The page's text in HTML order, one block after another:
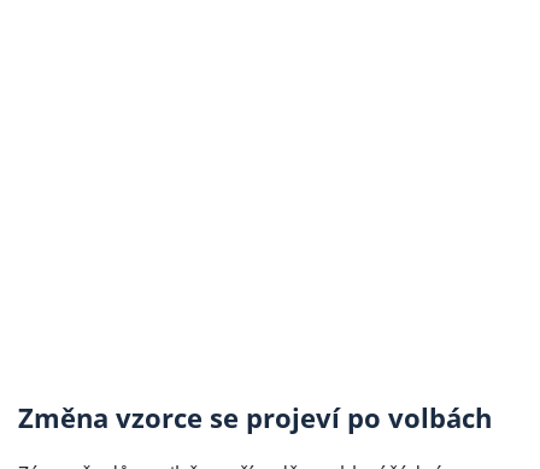
Změna vzorce se projeví po volbách